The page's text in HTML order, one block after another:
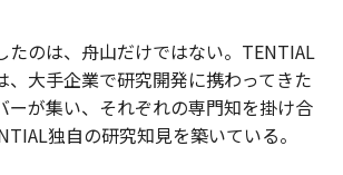
たのは、舟山だけではない。TENTIAL
、大手企業で研究開発に携わってきた
ーが集い、それぞれの専門知を掛け合
独自の研究知見を築いている。